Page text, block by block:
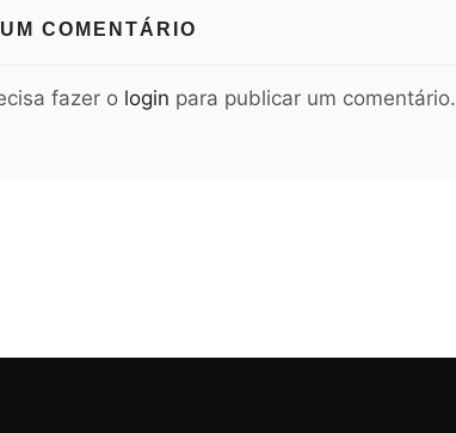
COMENTÁRIO
fazer o login para publicar um comentário.